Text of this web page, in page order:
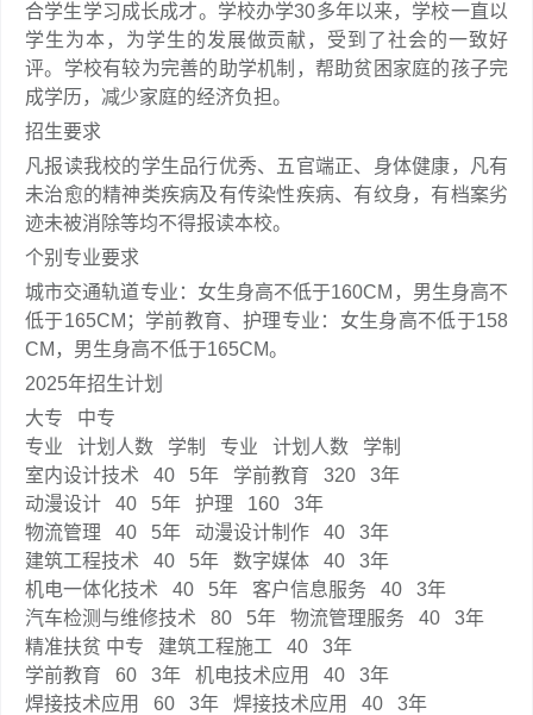
合学生学习成长成才。学校办学30多年以来，学校一直以
学生为本，为学生的发展做贡献，受到了社会的一致好
评。学校有较为完善的助学机制，帮助贫困家庭的孩子完
成学历，减少家庭的经济负担。
招生要求
凡报读我校的学生品行优秀、五官端正、身体健康，凡有
未治愈的精神类疾病及有传染性疾病、有纹身，有档案劣
迹未被消除等均不得报读本校。
个别专业要求
城市交通轨道专业：女生身高不低于160CM，男生身高不
低于165CM；学前教育、护理专业：女生身高不低于158
CM，男生身高不低于165CM。
2025年招生计划
大专 中专
专业 计划人数 学制 专业 计划人数 学制
室内设计技术 40 5年 学前教育 320 3年
动漫设计 40 5年 护理 160 3年
物流管理 40 5年 动漫设计制作 40 3年
建筑工程技术 40 5年 数字媒体 40 3年
机电一体化技术 40 5年 客户信息服务 40 3年
汽车检测与维修技术 80 5年 物流管理服务 40 3年
精准扶贫 中专 建筑工程施工 40 3年
学前教育 60 3年 机电技术应用 40 3年
焊接技术应用 60 3年 焊接技术应用 40 3年